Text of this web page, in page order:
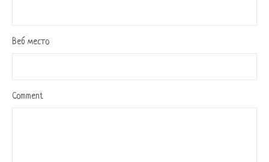
Веб место
Comment